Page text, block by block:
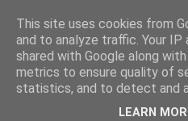
Badiale &
This site uses cookies from
and to analyze traffic. Your IP
shared with Google along
metrics to ensure quality of
statistics, and to detect and
LEARN